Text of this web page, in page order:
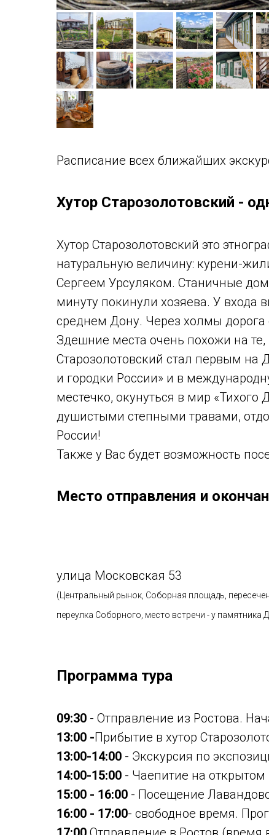
Расписание всех ближайших
Хутор Старозолотовский -
Хутор Старозолотовский это
натуральную величину: курени-
Сергеем Урсуляком. Станичные
минуту покинули хозяева. У входа
среднем Дону. Через холмы дорога
Здешние места очень похожи на
Старозолотовский стал первым
и городки России» и в
местечко, окунуться в мир «Тихого
душистыми степными травами,
России!
Также у Вас будет возможность
Место отправления и
улица Московская 53
(Центральный рынок, Соборная площадь,
переулка Соборного, место встречи - у
Программа тура
09:30 - Отправление из Ростова.
13:00 -Прибытие в хутор
13:00-14:00 - Экскурсия по
14:00-15:00 - Чаепитие на
15:00 - 16:00 - Посещение
16:00 - 17:00- свободное время.